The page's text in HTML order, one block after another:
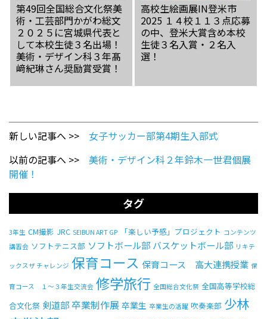
第49回全国総合文化祭美
術・工芸部門かがわ総文
２０２５に宮城県代表と
して本校生徒３名出場！
美術・デザイン科３年髙
﨑紀琳さん奨励賞受賞！
高校生絵画展IN登米市
2025 １４校１１３点応募
の中、登米大賞含め本校
生徒３名入賞・２名入
選！
新しい記事へ >> 女子サッカー部第4期生入部式
以前の記事へ >> 美術・デザイン科２年鈴木一世君個展
開催！
タグ
3年生 CM撮影 JRC SEIBUN ART GP 「楽しい予感」プロジェクト コンテンツ
講習会 ソフトテニス部 ソフトボール部 バスケットボール部 リキテ
ックスザ チャレンジ 保育コース 保育コース 高大連携授業 保
育コース １～３年生交流会 修学旅行 全国総合文化祭 全国高等学校総
合文化祭 剣道部卒業制作展 卒業生 卒業生の活躍 吹奏楽部 少林